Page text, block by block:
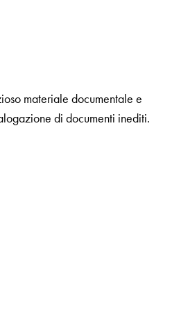
materiale documentale e
di documenti inediti.